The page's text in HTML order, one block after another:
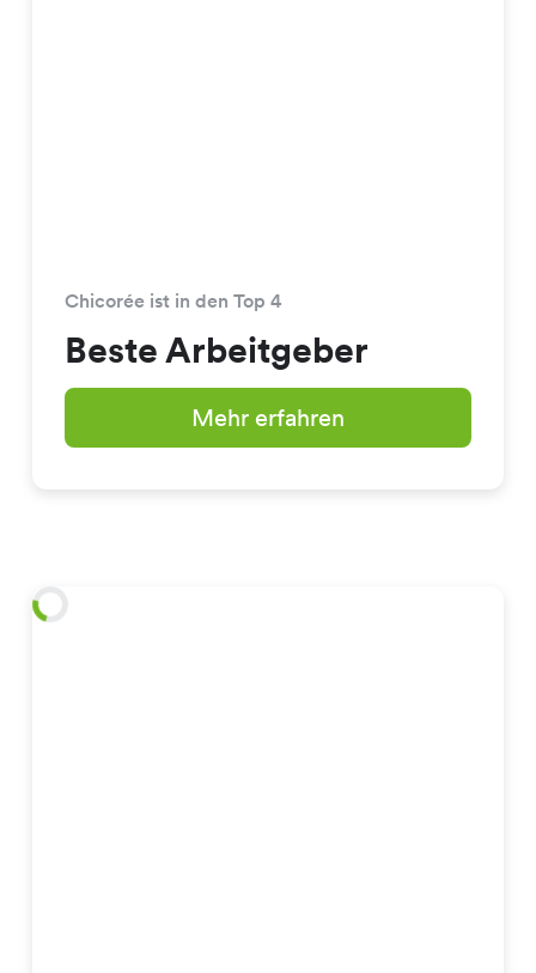
Chicorée ist in den Top 4
Beste Arbeitgeber
Mehr erfahren